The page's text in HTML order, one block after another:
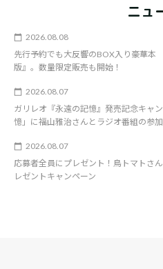
ニュ
2026.08.08
先行予約でも大反響のBOX入り豪華
版』。数量限定販売も開始！
2026.08.07
ガリレオ『永遠の記憶』発売記念キャ
憶」に福山雅治さんとラジオ番組の参加
2026.08.07
応募者全員にプレゼント！鳥トマトさ
レゼントキャンペーン